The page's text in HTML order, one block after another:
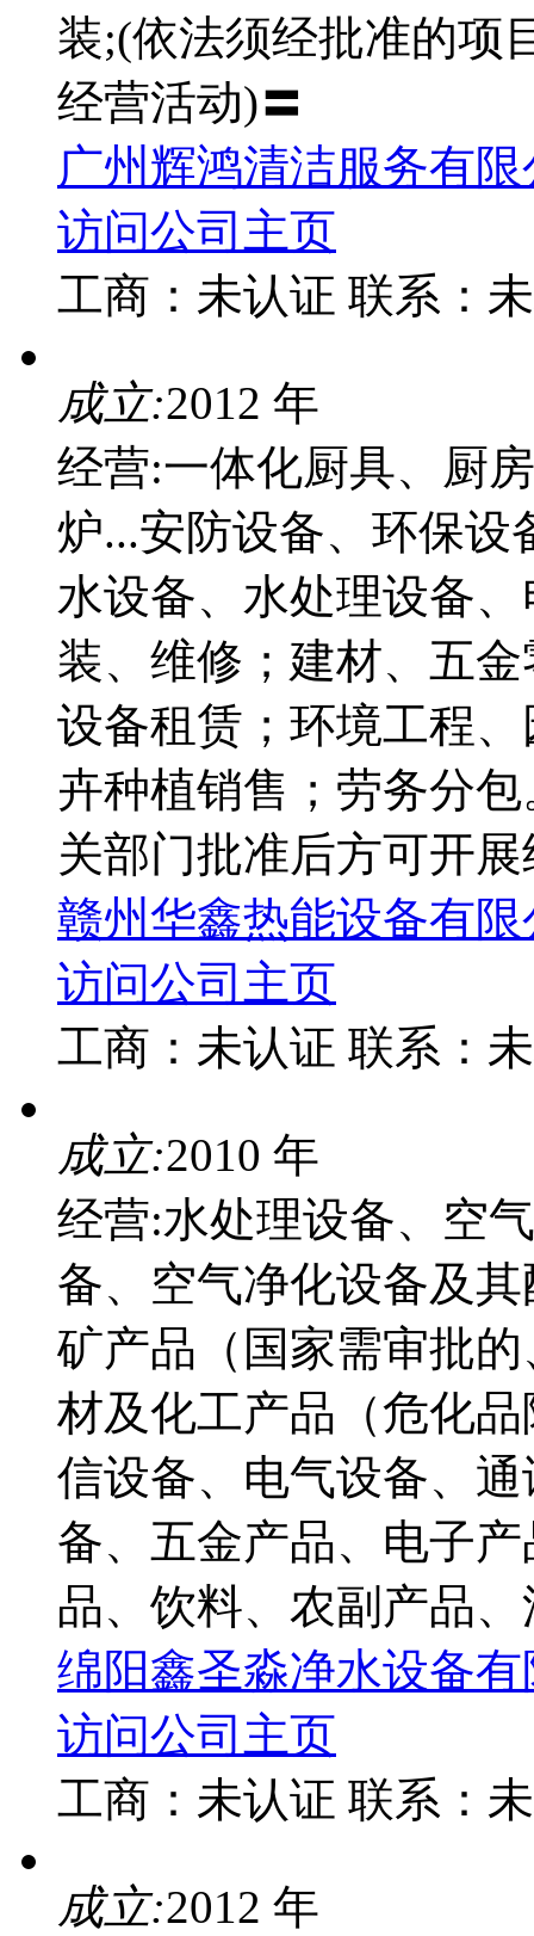
装;(依法须经批准的项
经营活动)〓
广州辉鸿清洁服务有
访问公司主页
工商： 未认证 联系：
成立:2012 年
经营:一体化厨具、厨
炉...安防设备、环保设
水设备、水处理设备
装、维修；建材、五
设备租赁；环境工程
卉种植销售；劳务分
关部门批准后方可开
赣州华鑫热能设备有限
访问公司主页
工商： 未认证 联系：
成立:2010 年
经营:水处理设备、空
备、空气净化设备及
矿产品（国家需审批
材及化工产品（危化
信设备、电气设备、
备、五金产品、电子
品、饮料、农副产品
绵阳鑫圣淼净水设备
访问公司主页
工商： 未认证 联系：
成立:2012 年